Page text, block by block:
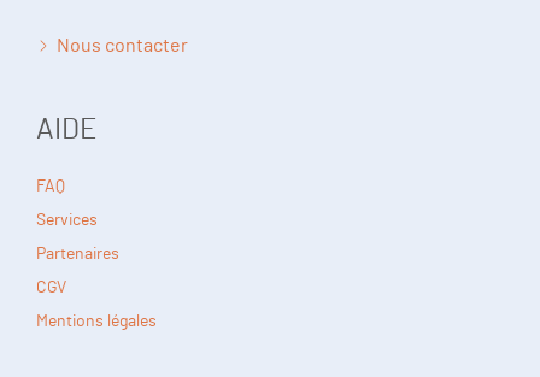
Nous contacter
AIDE
FAQ
Services
Partenaires
CGV
Mentions légales